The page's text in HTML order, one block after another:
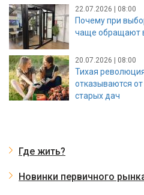
22.07.2026 | 08:00
Почему при
чаще обращают
20.07.2026 | 08:00
Тихая
отказываются
старых дач
Где жить?
Новинки первичного